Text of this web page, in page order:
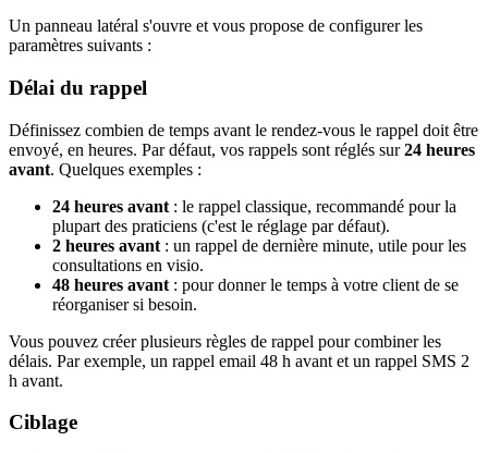
Un panneau latéral s'ouvre et vous propose de configurer les
paramètres suivants :
Délai du rappel
Définissez combien de temps avant le rendez-vous le rappel doit être
envoyé, en heures. Par défaut, vos rappels sont réglés sur24 heures
avant. Quelques exemples :
24 heures avant : le rappel classique, recommandé pour la
plupart des praticiens (c'est le réglage par défaut).
2 heures avant : un rappel de dernière minute, utile pour les
consultations en visio.
48 heures avant : pour donner le temps à votre client de se
réorganiser si besoin.
Vous pouvez créer plusieurs règles de rappel pour combiner les
délais. Par exemple, un rappel email 48 h avant et un rappel SMS 2
h avant.
Ciblage